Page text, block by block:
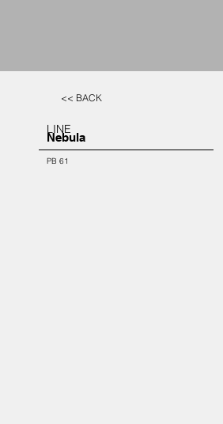
<< BACK
LINE
Nebula
PB 61